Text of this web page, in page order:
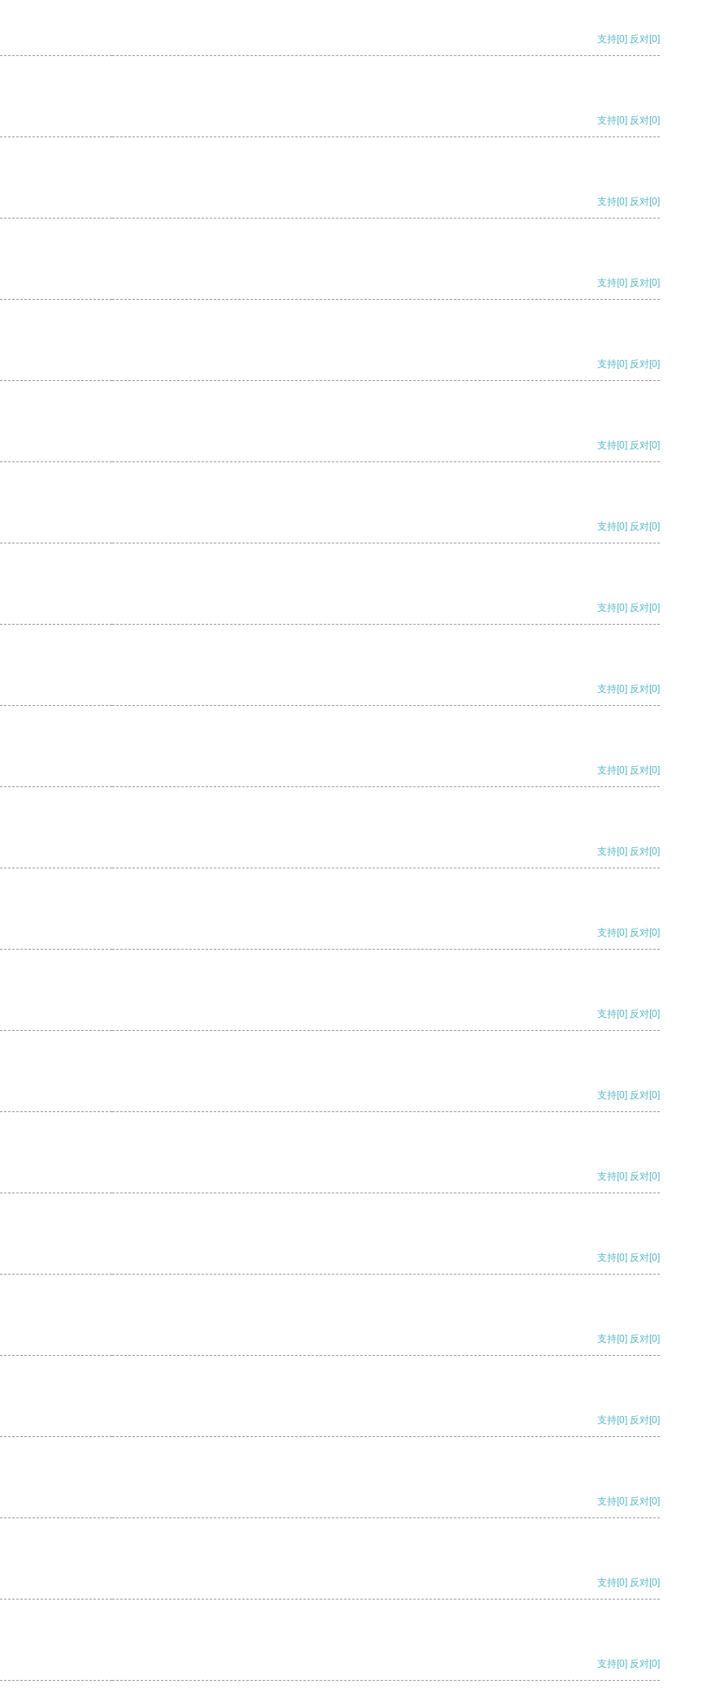
支持[0] 反对[0]
支持[0] 反对[0]
支持[0] 反对[0]
支持[0] 反对[0]
支持[0] 反对[0]
支持[0] 反对[0]
支持[0] 反对[0]
支持[0] 反对[0]
支持[0] 反对[0]
支持[0] 反对[0]
支持[0] 反对[0]
支持[0] 反对[0]
支持[0] 反对[0]
支持[0] 反对[0]
支持[0] 反对[0]
支持[0] 反对[0]
支持[0] 反对[0]
支持[0] 反对[0]
支持[0] 反对[0]
支持[0] 反对[0]
支持[0] 反对[0]